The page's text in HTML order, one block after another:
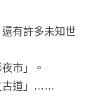
有許多未知世
市」。
古道」……